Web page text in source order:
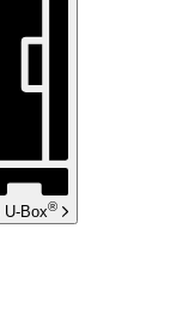
U-Box®